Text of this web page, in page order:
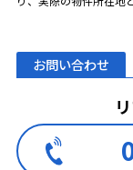
お問い合わせ